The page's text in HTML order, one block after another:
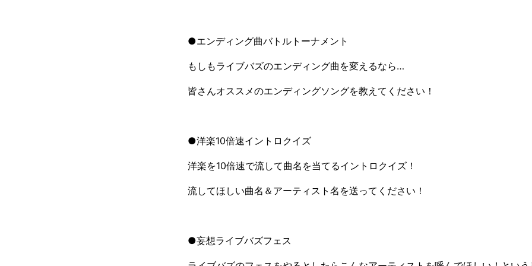
●エンディング曲バトルトーナメント
もしもライブバズのエンディング曲を変えるなら…
皆さんオススメのエンディングソングを教えてください！
●洋楽10倍速イントロクイズ
洋楽を10倍速で流して曲名を当てるイントロクイズ！
流してほしい曲名＆アーティスト名を送ってください！
●妄想ライブバズフェス